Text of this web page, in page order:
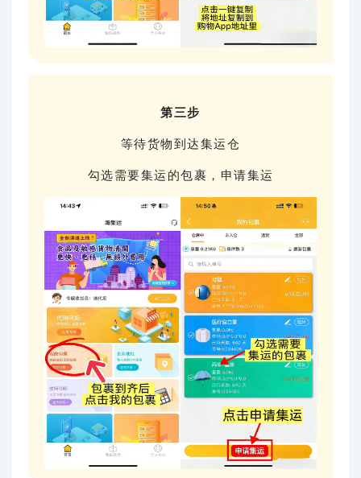
第三步
等待货物到达集运仓
勾选需要集运的包裹，申请集运